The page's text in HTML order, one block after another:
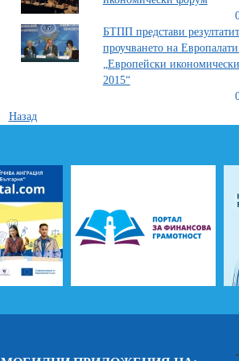
БТПП представи
проучването на
„Европейски
2015“
Назад